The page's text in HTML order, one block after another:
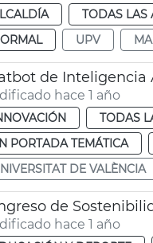
TODAS LAS
UPV
de Inteligencia
hace 1 año
TODAS
PORTADA TEMÁTICA
DE VALÈNCIA
de
hace 1 año